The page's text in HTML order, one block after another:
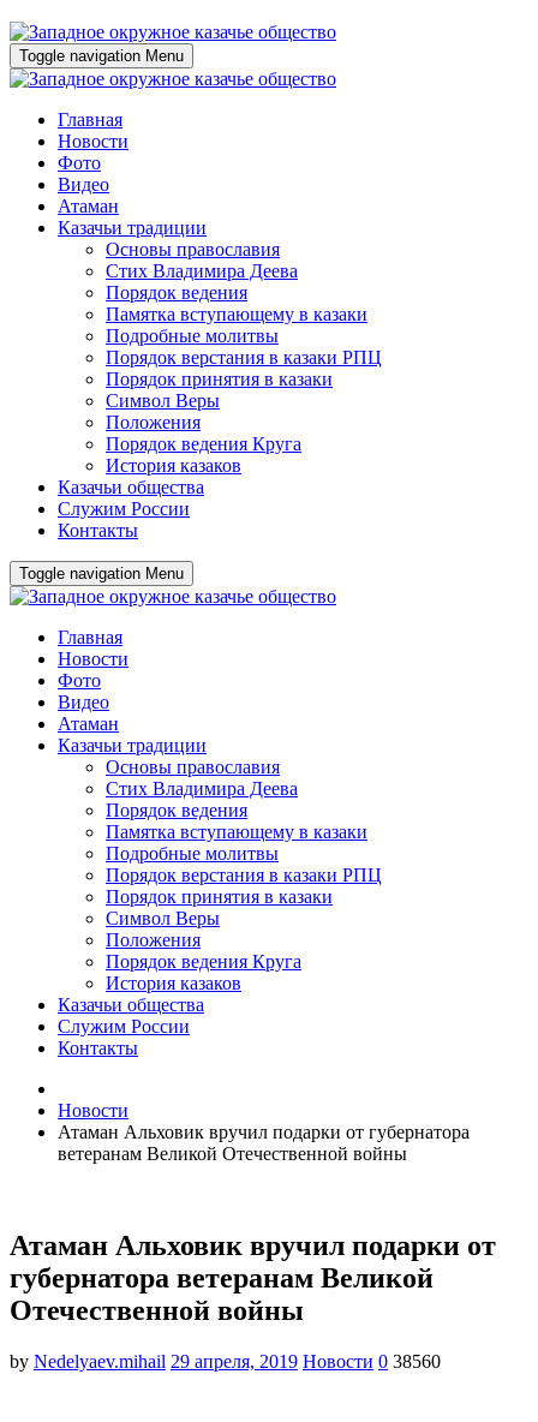
Toggle navigation Menu
Главная
Новости
Фото
Видео
Атаман
Казачьи традиции
Основы православия
Стих Владимира Деева
Порядок ведения
Памятка вступающему в казаки
Подробные молитвы
Порядок верстания в казаки РПЦ
Порядок принятия в казаки
Символ Веры
Положения
Порядок ведения Круга
История казаков
Казачьи общества
Служим России
Контакты
Toggle navigation Menu
Главная
Новости
Фото
Видео
Атаман
Казачьи традиции
Основы православия
Стих Владимира Деева
Порядок ведения
Памятка вступающему в казаки
Подробные молитвы
Порядок верстания в казаки РПЦ
Порядок принятия в казаки
Символ Веры
Положения
Порядок ведения Круга
История казаков
Казачьи общества
Служим России
Контакты
Новости
Атаман Альховик вручил подарки от губернатора
ветеранам Великой Отечественной войны
Атаман Альховик вручил подарки от
губернатора ветеранам Великой
Отечественной войны
by Nedelyaev.mihail 29 апреля, 2019 Новости 0 38560